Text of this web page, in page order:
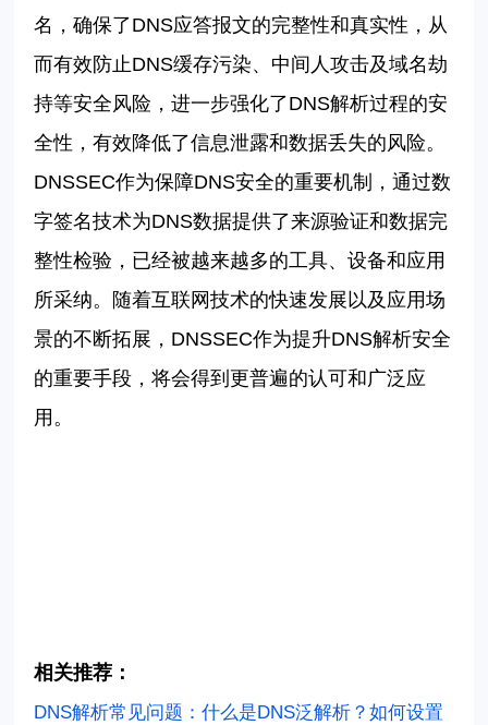
名，确保了DNS应答报文的完整性和真实性，从
而有效防止DNS缓存污染、中间人攻击及域名劫
持等安全风险，进一步强化了DNS解析过程的安
全性，有效降低了信息泄露和数据丢失的风险。
DNSSEC作为保障DNS安全的重要机制，通过数
字签名技术为DNS数据提供了来源验证和数据完
整性检验，已经被越来越多的工具、设备和应用
所采纳。随着互联网技术的快速发展以及应用场
景的不断拓展， DNSSEC作为提升DNS解析安全
的重要手段，将会得到更普遍的认可和广泛应
用。
相关推荐：
DNS解析常见问题：什么是DNS泛解析？如何设置